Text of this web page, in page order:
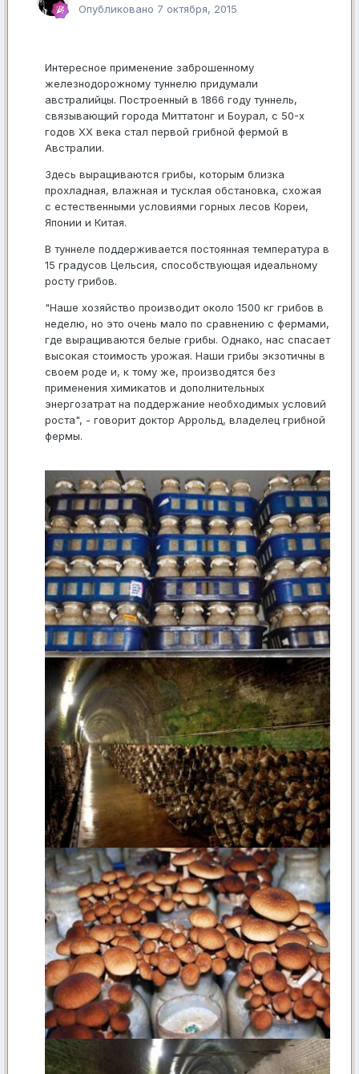
Опубликовано 7 октября, 2015
Интересное применение заброшенному
железнодорожному туннелю придумали
австралийцы. Построенный в 1866 году туннель,
связывающий города Миттатонг и Боурал, с 50-х
годов XX века стал первой грибной фермой в
Австралии.
Здесь выращиваются грибы, которым близка
прохладная, влажная и тусклая обстановка, схожая
с естественными условиями горных лесов Кореи,
Японии и Китая.
В туннеле поддерживается постоянная температура в
15 градусов Цельсия, способствующая идеальному
росту грибов.
"Наше хозяйство производит около 1500 кг грибов в
неделю, но это очень мало по сравнению с фермами,
где выращиваются белые грибы. Однако, нас спасает
высокая стоимость урожая. Наши грибы экзотичны в
своем роде и, к тому же, производятся без
применения химикатов и дополнительных
энергозатрат на поддержание необходимых условий
роста", - говорит доктор Аррольд, владелец грибной
фермы.